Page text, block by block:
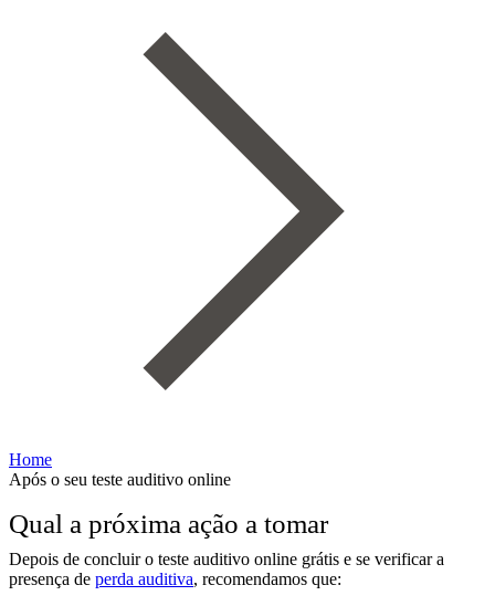
Home
Após o seu teste auditivo online
Qual a próxima ação a tomar
Depois de concluir o teste auditivo online grátis e se verificar a
presença de perda auditiva, recomendamos que: